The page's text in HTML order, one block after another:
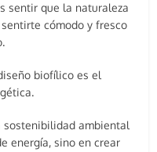
sentir que la naturaleza
cómodo y fresco
biofílico es el
sostenibilidad ambiental
energía, sino en crear